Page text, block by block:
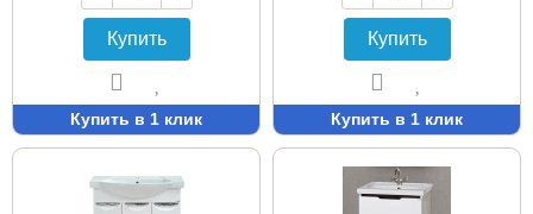
Купить
Купить в 1 клик
Купить
Купить в 1 клик